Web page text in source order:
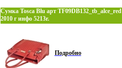
Сумка Tosca Blu арт TF09DB132_tb_alce_red
2010 г инфо 5213r.
Подробно